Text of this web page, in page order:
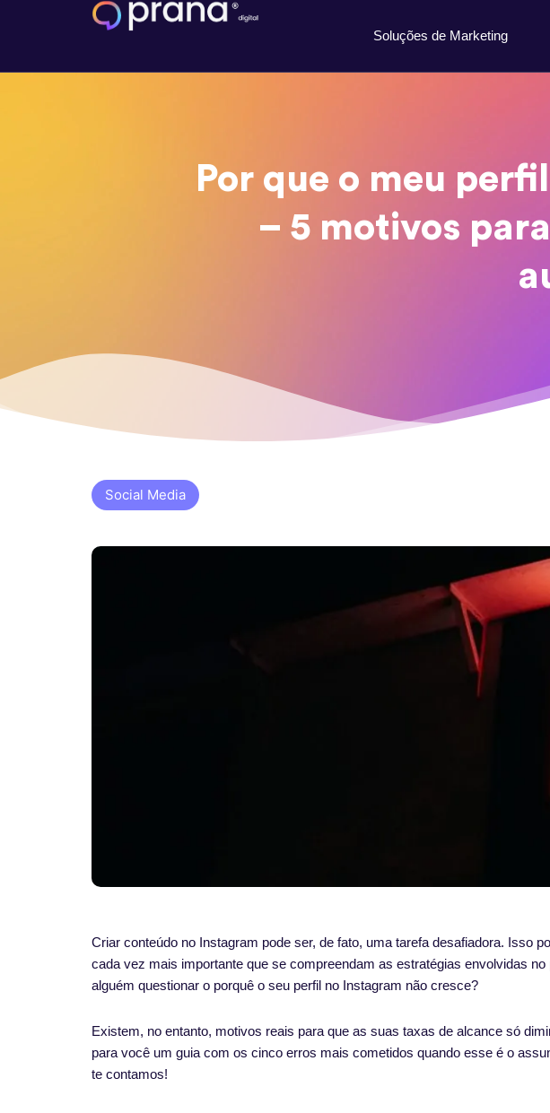
conteúdo
Soluções de Marketing
Por que o meu
– 5 motivos
Social Media
Criar conteúdo no Instagram pode ser, de fato, uma tarefa desafiadora. Isso
cada vez mais importante que se compreendam as estratégias envolvidas
alguém questionar o porquê o seu perfil no Instagram não cresce?
Existem, no entanto, motivos reais para que as suas taxas de alcance só
para você um guia com os cinco erros mais cometidos quando esse é o
te contamos!